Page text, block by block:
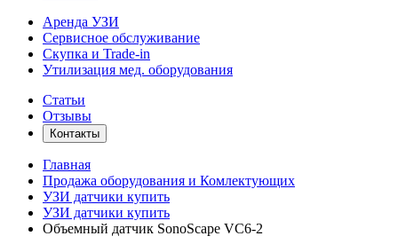
Аренда УЗИ
Сервисное обслуживание
Скупка и Trade-in
Утилизация мед. оборудования
Статьи
Отзывы
Контакты
Главная
Продажа оборудования и Комлектующих
УЗИ датчики купить
УЗИ датчики купить
Объемный датчик SonoScape VC6-2